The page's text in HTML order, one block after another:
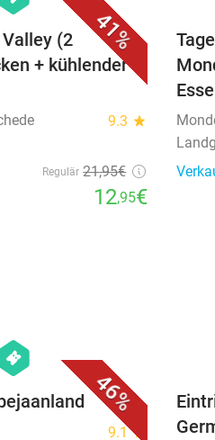
41%
(2
+ kühlender
9.3 star
Regulär 21,95€
12,95€
46%
events
9.1star